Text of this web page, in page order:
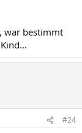
war bestimmt
#24